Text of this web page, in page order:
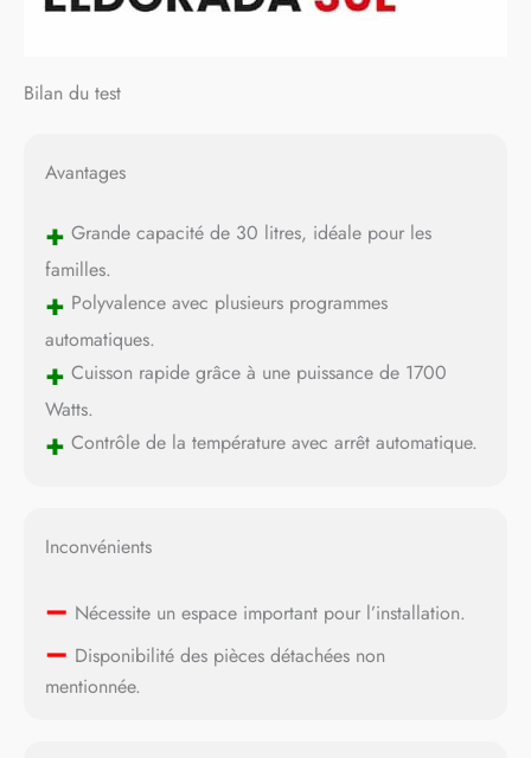
Bilan du test
Avantages
+ Grande capacité de 30 litres, idéale pour les
familles.
+ Polyvalence avec plusieurs programmes
automatiques.
+ Cuisson rapide grâce à une puissance de 1700
Watts.
+ Contrôle de la température avec arrêt automatique.
Inconvénients
– Nécessite un espace important pour l’installation.
– Disponibilité des pièces détachées non
mentionnée.